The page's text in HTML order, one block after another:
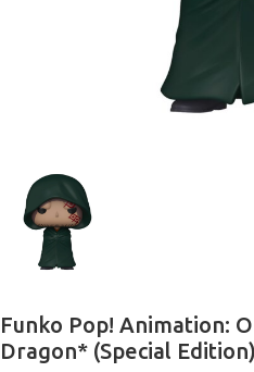
Funko Pop! Animation:
Dragon* (Special